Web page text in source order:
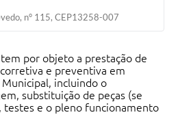
n° 115, CEP13258-007
por objeto a prestação de
e preventiva em
incluindo o
substituição de peças (se
testes e o pleno funcionamento